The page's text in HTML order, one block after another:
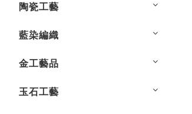
陶瓷工藝
藍染編織
金工藝品
玉石工藝